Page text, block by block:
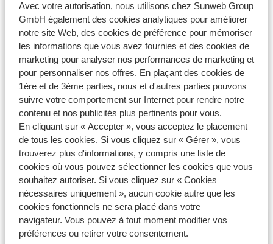
Avec votre autorisation, nous utilisons chez Sunweb Group
GmbH également des cookies analytiques pour améliorer
notre site Web, des cookies de préférence pour mémoriser
les informations que vous avez fournies et des cookies de
marketing pour analyser nos performances de marketing et
pour personnaliser nos offres. En plaçant des cookies de
1ère et de 3ème parties, nous et d'autres parties pouvons
suivre votre comportement sur Internet pour rendre notre
contenu et nos publicités plus pertinents pour vous.
En cliquant sur « Accepter », vous acceptez le placement
de tous les cookies. Si vous cliquez sur « Gérer », vous
trouverez plus d'informations, y compris une liste de
cookies où vous pouvez sélectionner les cookies que vous
souhaitez autoriser. Si vous cliquez sur « Cookies
nécessaires uniquement », aucun cookie autre que les
cookies fonctionnels ne sera placé dans votre
navigateur. Vous pouvez à tout moment modifier vos
préférences ou retirer votre consentement.
Comment annuler un ou plusieurs participants de votre
réservation ?
Que se passe t-il en cas de faillite de la compagnie
aérienne avec laquelle vous voyagez ?
easyJet - A combien de bagages avez-vous droit à bord ?
Dois-je remettre mes clés de voiture si j’ai réservé un
parking à l’aéroport ?
Vous n'avez pas trouvé la réponse à
votre question?
Contactez-nous par WhatsApp !